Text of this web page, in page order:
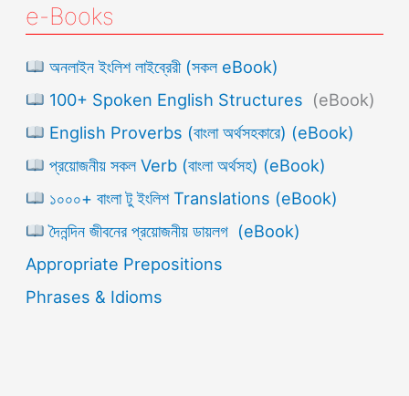
e-Books
অনলাইন ইংলিশ লাইব্রেরী (সকল eBook)
100+ Spoken English Structures (eBook)
English Proverbs (বাংলা অর্থসহকারে) (eBook)
প্রয়োজনীয় সকল Verb (বাংলা অর্থসহ) (eBook)
১০০০+ বাংলা টু ইংলিশ Translations (eBook)
দৈনন্দিন জীবনের প্রয়োজনীয় ডায়লগ (eBook)
Appropriate Prepositions
Phrases & Idioms